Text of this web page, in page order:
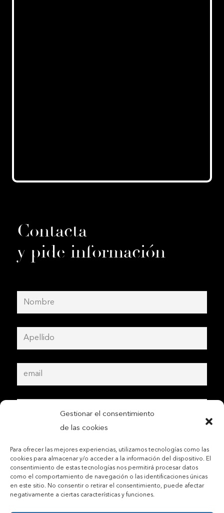
Gestionar el consentimiento
de las cookies
Para ofrecer las mejores experiencias, utilizamos tecnologías como las
cookies para almacenar y/o acceder a la información del dispositivo. El
consentimiento de estas tecnologías nos permitirá procesar datos
como el comportamiento de navegación o las identificaciones únicas
en este sitio. No consentir o retirar el consentimiento, puede afectar
negativamente a ciertas características y funciones.
Contacta
y pide información